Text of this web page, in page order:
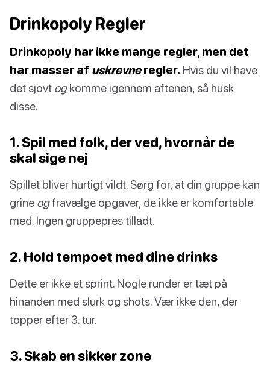
Drinkopoly Regler
Drinkopoly har ikke mange regler, men det
har masser af uskrevneregler. Hvis du vil have
det sjovt ogkomme igennem aftenen, så husk
disse.
1. Spil med folk, der ved, hvornår de
skal sige nej
Spillet bliver hurtigt vildt. Sørg for, at din gruppe kan
grine ogfravælge opgaver, de ikke er komfortable
med. Ingen gruppepres tilladt.
2. Hold tempoet med dine drinks
Dette er ikke et sprint. Nogle runder er tæt på
hinanden med slurk og shots. Vær ikke den, der
topper efter 3. tur.
3. Skab en sikker zone